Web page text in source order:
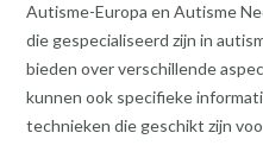
Autisme-Europa en Autisme
die gespecialiseerd zijn in
bieden over verschillende
kunnen ook specifieke
technieken die geschikt zijn